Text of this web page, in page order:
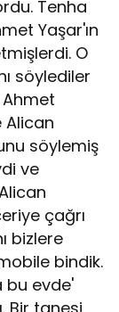
Tenha
Yaşar'ın
O
söylediler
Alican
söylemiş
ve
çağrı
bizlere
bindik.
bu evde'